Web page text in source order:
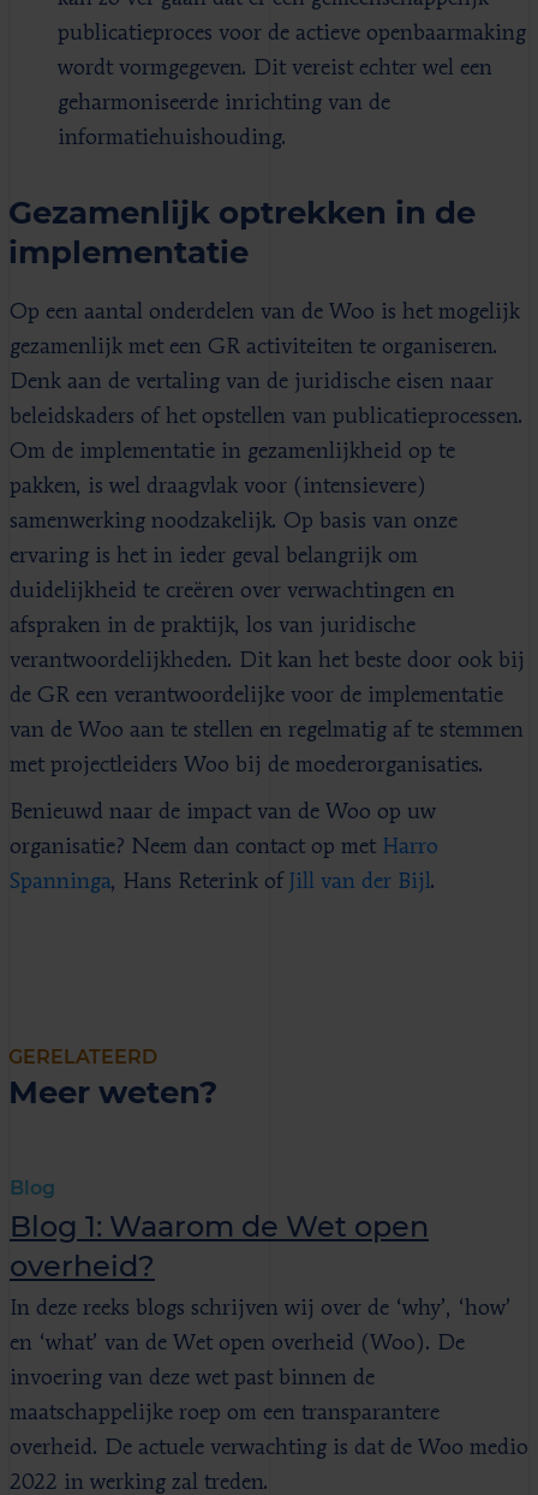
publicatieproces voor de actieve openbaarmaking
wordt vormgegeven. Dit vereist echter wel een
geharmoniseerde inrichting van de
informatiehuishouding.
Gezamenlijk optrekken in de
implementatie
Op een aantal onderdelen van de Woo is het mogelijk
gezamenlijk met een GR activiteiten te organiseren.
Denk aan de vertaling van de juridische eisen naar
beleidskaders of het opstellen van publicatieprocessen.
Om de implementatie in gezamenlijkheid op te
pakken, is wel draagvlak voor (intensievere)
samenwerking noodzakelijk. Op basis van onze
ervaring is het in ieder geval belangrijk om
duidelijkheid te creëren over verwachtingen en
afspraken in de praktijk, los van juridische
verantwoordelijkheden. Dit kan het beste door ook bij
de GR een verantwoordelijke voor de implementatie
van de Woo aan te stellen en regelmatig af te stemmen
met projectleiders Woo bij de moederorganisaties.
Benieuwd naar de impact van de Woo op uw
organisatie? Neem dan contact op met Harro
Spanninga, Hans Reterink of Jill van der Bijl.
GERELATEERD
Meer weten?
Blog
Blog 1: Waarom de Wet open
overheid?
In deze reeks blogs schrijven wij over de ‘why’, ‘how’
en ‘what’ van de Wet open overheid (Woo). De
invoering van deze wet past binnen de
maatschappelijke roep om een transparantere
overheid. De actuele verwachting is dat de Woo medio
2022 in werking zal treden.